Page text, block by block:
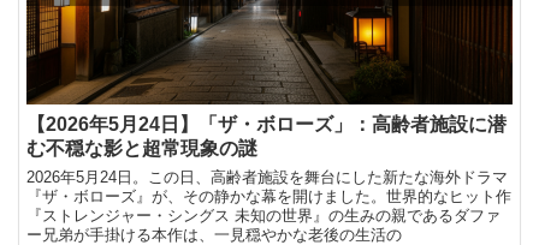
【2026年5月24日】「ザ・ボローズ」：高齢者施設に潜
む不穏な影と超常現象の謎
2026年5月24日。この日、高齢者施設を舞台にした新たな海外ドラマ
『ザ・ボローズ』が、その静かな幕を開けました。世界的なヒット作
『ストレンジャー・シングス 未知の世界』の生みの親であるダファ
ー兄弟が手掛ける本作は、一見穏やかな老後の生活の